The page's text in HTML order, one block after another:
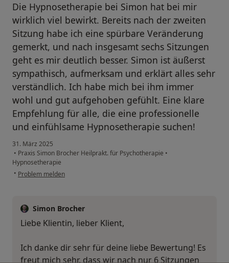
Die Hypnosetherapie bei Simon hat bei mir
wirklich viel bewirkt. Bereits nach der zweiten
Sitzung habe ich eine spürbare Veränderung
gemerkt, und nach insgesamt sechs Sitzungen
geht es mir deutlich besser. Simon ist äußerst
sympathisch, aufmerksam und erklärt alles sehr
verständlich. Ich habe mich bei ihm immer
wohl und gut aufgehoben gefühlt. Eine klare
Empfehlung für alle, die eine professionelle
und einfühlsame Hypnosetherapie suchen!
31. März 2025
• Praxis Simon Brocher Heilprakt. für Psychotherapie •
Hypnosetherapie
• Problem melden
Simon Brocher
Liebe Klientin, lieber Klient,
Ich danke dir sehr für deine liebe Bewertung! Es
freut mich sehr, dass wir nach nur 6 Sitzungen